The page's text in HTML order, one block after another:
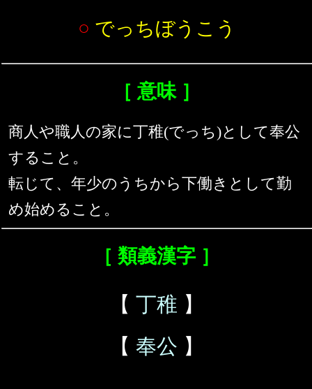
○ でっちぼうこう
［ 意味 ］
商人や職人の家に丁稚(でっち)として奉公
すること。
転じて、年少のうちから下働きとして勤
め始めること。
［ 類義漢字 ］
【 丁稚 】
【 奉公 】